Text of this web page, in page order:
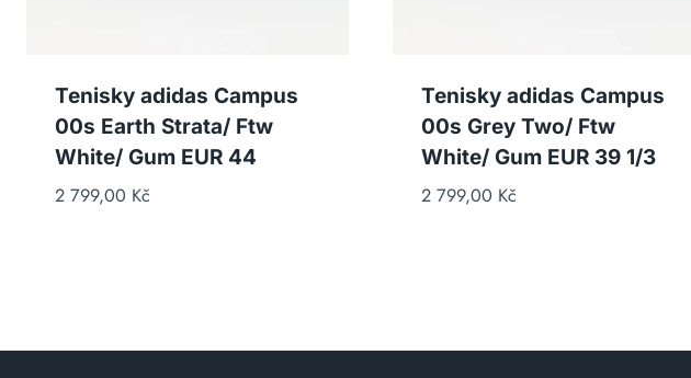
Tenisky adidas Campus
00s Earth Strata/ Ftw
White/ Gum EUR 44
2 799,00 Kč
Tenisky adidas Campus
00s Grey Two/ Ftw
White/ Gum EUR 39 1/3
2 799,00 Kč